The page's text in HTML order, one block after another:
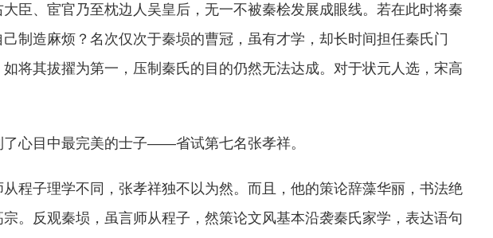
臣、宦官乃至枕边人吴皇后，无一不被秦桧发展成眼线。若在此时将秦
制造麻烦？名次仅次于秦埙的曹冠，虽有才学，却长时间担任秦氏门
将其拔擢为第一，压制秦氏的目的仍然无法达成。对于状元人选，宋高
了心目中最完美的士子——省试第七名张孝祥。
程子理学不同，张孝祥独不以为然。而且，他的策论辞藻华丽，书法绝
。反观秦埙，虽言师从程子，然策论文风基本沿袭秦氏家学，表达语句